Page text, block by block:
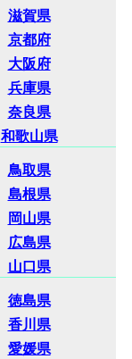
滋賀県
京都府
大阪府
兵庫県
奈良県
和歌山県
鳥取県
島根県
岡山県
広島県
山口県
徳島県
香川県
愛媛県